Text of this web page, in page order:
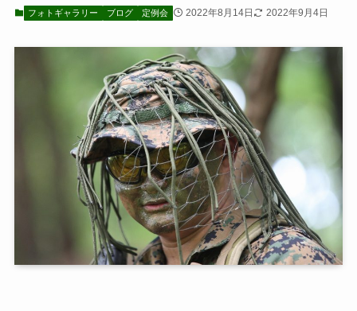
フォトギャラリー ブログ 定例会 2022年8月14日 2022年9月4日